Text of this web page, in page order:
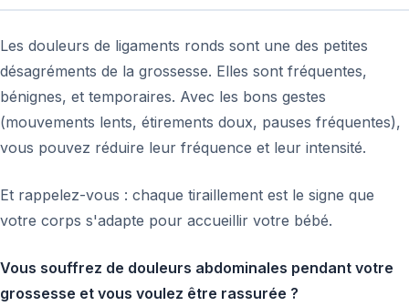
Les douleurs de ligaments ronds sont une des petites
désagréments de la grossesse. Elles sont fréquentes,
bénignes, et temporaires. Avec les bons gestes
(mouvements lents, étirements doux, pauses fréquentes),
vous pouvez réduire leur fréquence et leur intensité.
Et rappelez-vous : chaque tiraillement est le signe que
votre corps s'adapte pour accueillir votre bébé.
Vous souffrez de douleurs abdominales pendant votre
grossesse et vous voulez être rassurée ?